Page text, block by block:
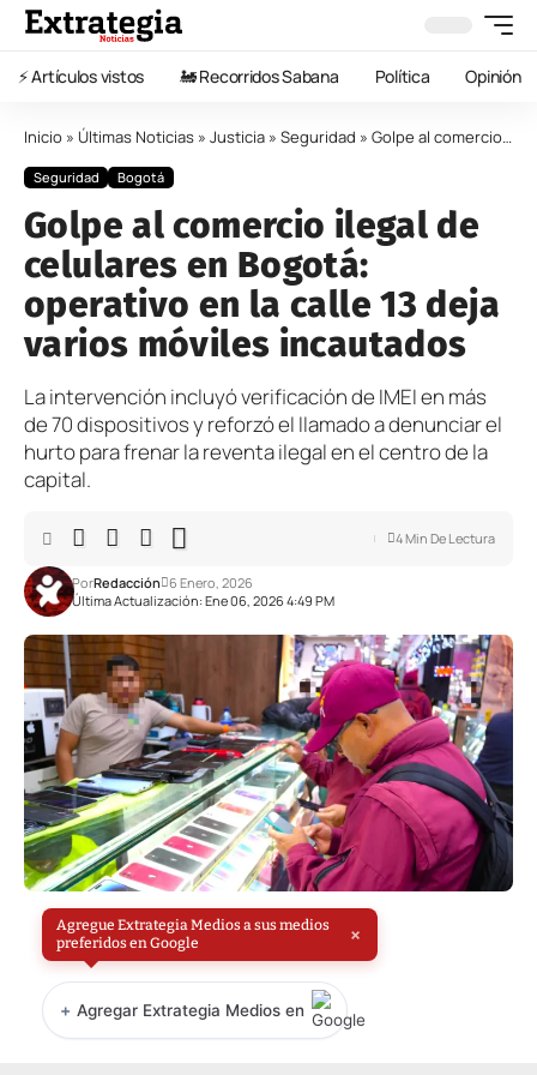
⚡️ Artículos vistos 🚂 Recorridos Sabana Política Opinión
Inicio » Últimas Noticias » Justicia » Seguridad » Golpe al comercio ilegal de celulares en Bogotá: operativo en la calle 13 deja varios móviles incautados
Seguridad Bogotá
Golpe al comercio ilegal de
celulares en Bogotá:
operativo en la calle 13 deja
varios móviles incautados
La intervención incluyó verificación de IMEI en más
de 70 dispositivos y reforzó el llamado a denunciar el
hurto para frenar la reventa ilegal en el centro de la
capital.
Última Actualización: Ene 06, 2026 4:49 PM
PorRedacción 6 Enero, 2026
4 Min De Lectura
Agregue Extrategia Medios a sus medios
preferidos en Google
×
+ Agregar Extrategia Medios en